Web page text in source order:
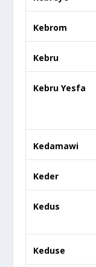
Kebrom
Kebru
Kebru Yesfa
Kedamawi
Keder
Kedus
Keduse